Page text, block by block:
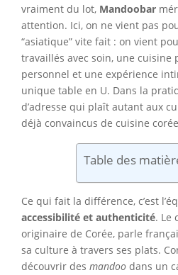
vraiment du lot, Mandoobar
attention. Ici, on ne vient pas
“asiatique” vite fait : on vient
travaillés avec soin, une cuisine
personnel et une expérience
unique table en U. Dans la
d’adresse qui plaît autant aux
déjà convaincus de cuisine
Table des
Ce qui fait la différence, c’est
accessibilité et authenticité. Le
originaire de Corée, parle
sa culture à travers ses plats.
découvrir des mandoo dans un